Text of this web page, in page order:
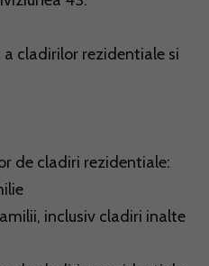
cladirilor rezidentiale si
de cladiri rezidentiale:
inclusiv cladiri inalte